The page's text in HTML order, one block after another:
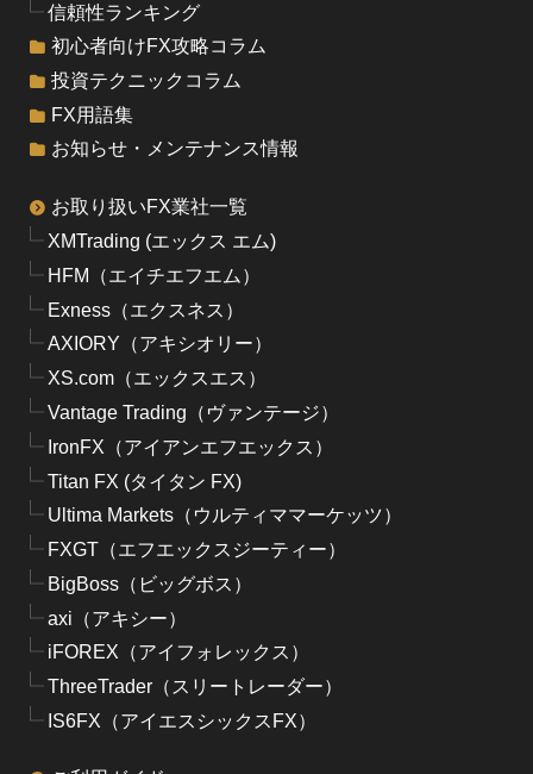
信頼性ランキング
初心者向けFX攻略コラム
投資テクニックコラム
FX用語集
お知らせ・メンテナンス情報
お取り扱いFX業社一覧
XMTrading (エックス エム)
HFM（エイチエフエム）
Exness（エクスネス）
AXIORY（アキシオリー）
XS.com（エックスエス）
Vantage Trading（ヴァンテージ）
IronFX（アイアンエフエックス）
Titan FX (タイタン FX)
Ultima Markets（ウルティママーケッツ）
FXGT（エフエックスジーティー）
BigBoss（ビッグボス）
axi（アキシー）
iFOREX（アイフォレックス）
ThreeTrader（スリートレーダー）
IS6FX（アイエスシックスFX）